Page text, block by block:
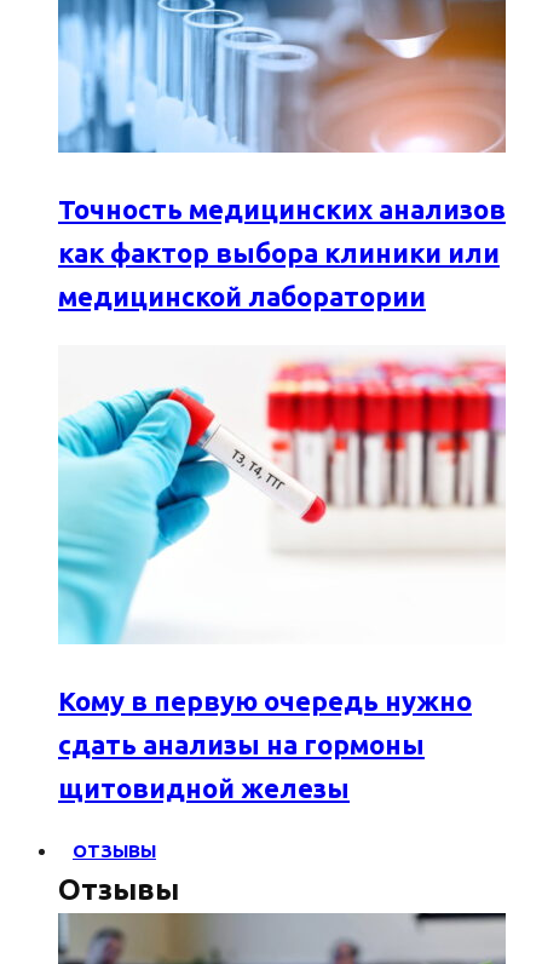
Точность медицинских анализов
как фактор выбора клиники или
медицинской лаборатории
Кому в первую очередь нужно
сдать анализы на гормоны
щитовидной железы
ОТЗЫВЫ
Отзывы